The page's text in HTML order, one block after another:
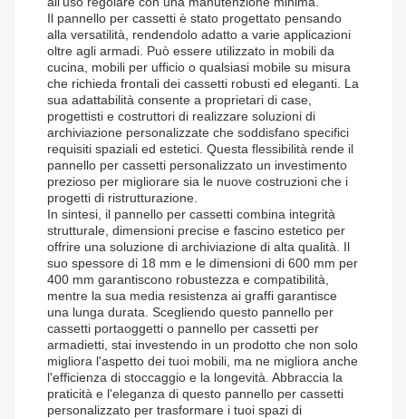
Il pannello per cassetti è stato progettato pensando
alla versatilità, rendendolo adatto a varie applicazioni
oltre agli armadi. Può essere utilizzato in mobili da
cucina, mobili per ufficio o qualsiasi mobile su misura
che richieda frontali dei cassetti robusti ed eleganti. La
sua adattabilità consente a proprietari di case,
progettisti e costruttori di realizzare soluzioni di
archiviazione personalizzate che soddisfano specifici
requisiti spaziali ed estetici. Questa flessibilità rende il
pannello per cassetti personalizzato un investimento
prezioso per migliorare sia le nuove costruzioni che i
progetti di ristrutturazione.
In sintesi, il pannello per cassetti combina integrità
strutturale, dimensioni precise e fascino estetico per
offrire una soluzione di archiviazione di alta qualità. Il
suo spessore di 18 mm e le dimensioni di 600 mm per
400 mm garantiscono robustezza e compatibilità,
mentre la sua media resistenza ai graffi garantisce
una lunga durata. Scegliendo questo pannello per
cassetti portaoggetti o pannello per cassetti per
armadietti, stai investendo in un prodotto che non solo
migliora l'aspetto dei tuoi mobili, ma ne migliora anche
l'efficienza di stoccaggio e la longevità. Abbraccia la
praticità e l'eleganza di questo pannello per cassetti
personalizzato per trasformare i tuoi spazi di